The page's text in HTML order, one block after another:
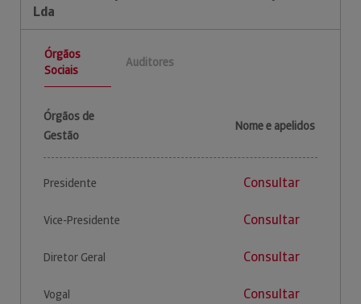
Lda
Órgãos
Sociais
Auditores
Órgãos de
Gestão
Nome e apelidos
Presidente Consultar
Vice-Presidente Consultar
Diretor Geral Consultar
Vogal Consultar